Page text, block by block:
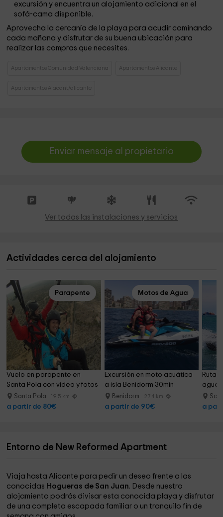
excursión y encuentra un alojamiento adicional en el
sofá-cama disponible.
Aprovecha la cercanía de la playa para acudir caminando
cada mañana y disfrutar de su buena ubicación para
realizar las compras que necesites.
Apartamentos Comunidad Valenciana Apartamentos Alicante
Apartamentos Alacant/alicante
Enviar mensaje al propietario
Ver todas las instalaciones y servicios
Actividades cerca del alojamiento
Parapente
Vuelo en parapente en
Santa Pola con vídeo y fotos
Santa Pola 19.5 km
a partir de 80€
Motos de Agua
Excursión en moto acuática
a isla Benidorm 30min
Benidorm 27.4 km
a partir de 90€
Ruta
agua
a
Entorno de New Reformed Apartment
Viaja hasta Alicante para pedir un deseo frente a las
conocidas Hogueras de San Juan. Desde nuestro
alojamiento podrás divisar esta conocida playa y disfrutar
de una completa escapada familiar o un tranquilo fin de